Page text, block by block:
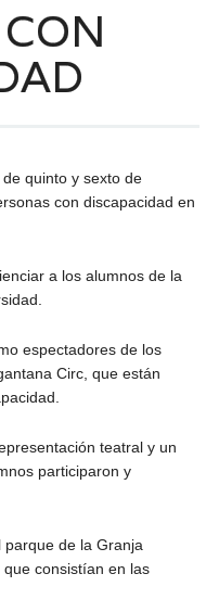
quinto y sexto de
con discapacidad en
a los alumnos de la
espectadores de los
Circ, que están
teatral y un
participaron y
de la Granja
consistían en las